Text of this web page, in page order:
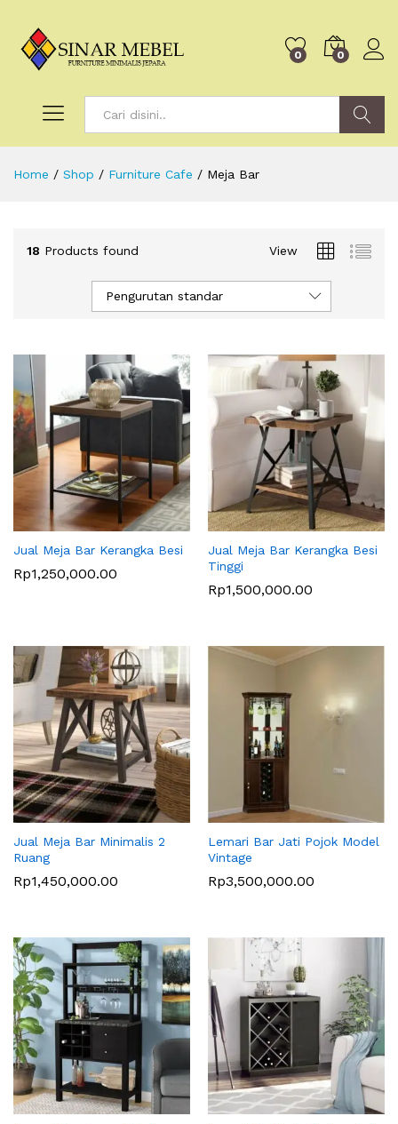
0 0
Search
Home / Shop / Furniture Cafe / Meja Bar
18 Products found View
Pengurutan standar
Jual Meja Bar Kerangka Besi
Rp1,250,000.00
Jual Meja Bar Kerangka Besi
Tinggi
Rp1,500,000.00
Jual Meja Bar Minimalis 2
Ruang
Rp1,450,000.00
Lemari Bar Jati Pojok Model
Vintage
Rp3,500,000.00